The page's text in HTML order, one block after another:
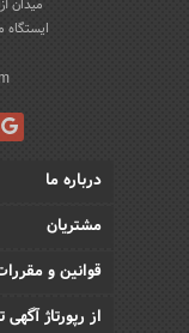
ایستگاه
درباره ما
مشتریان
قوانین و
از رپورتاژ آگهی